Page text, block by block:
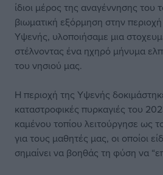
ίδιοι μέρος της αναγέννησης του
βιωματική εξόρμηση στην
Υψενής, υλοποιήσαμε μια
στέλνοντας ένα ηχηρό μήνυμα
του νησιού μας.
Η περιοχή της Υψενής
καταστροφικές πυρκαγιές του
καμένου τοπίου λειτούργησε ως
για τους μαθητές μας, οι οποίοι
σημαίνει να βοηθάς τη φύση να